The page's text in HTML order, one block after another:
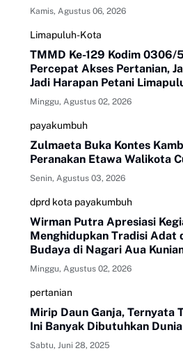
Kamis, Agustus 06, 2026
Limapuluh-Kota
TMMD Ke-129 Kodim 0306/
Percepat Akses Pertanian,
Jadi Harapan Petani
Minggu, Agustus 02, 2026
payakumbuh
Zulmaeta Buka Kontes
Peranakan Etawa Walikota
Senin, Agustus 03, 2026
dprd kota payakumbuh
Wirman Putra Apresiasi
Menghidupkan Tradisi Adat
Budaya di Nagari Aua
Minggu, Agustus 02, 2026
pertanian
Mirip Daun Ganja, Ternyata
Ini Banyak Dibutuhkan
Sabtu, Juni 28, 2025